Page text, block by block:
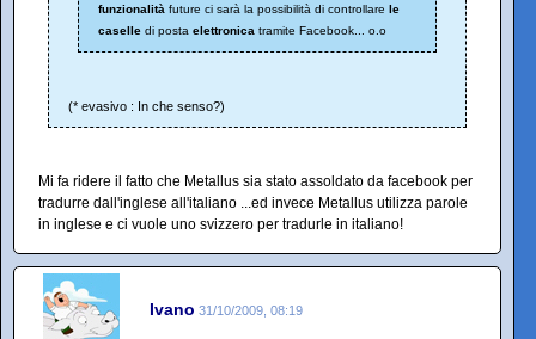
funzionalità future ci sarà la possibilità di controllare
le
caselle di posta elettronica tramite Facebook... o.o
(* evasivo : In che senso?)
Mi fa ridere il fatto che Metallus sia stato assoldato da facebook per
tradurre dall'inglese all'italiano ...ed invece Metallus utilizza parole
in inglese e ci vuole uno svizzero per tradurle in italiano!
Ivano 31/10/2009, 08:19